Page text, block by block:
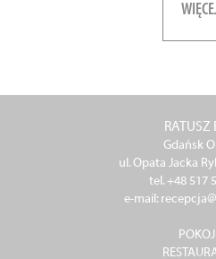
RATUSZ
Gdańsk
ul. Opata Jacka
tel. +48 517
e-mail: